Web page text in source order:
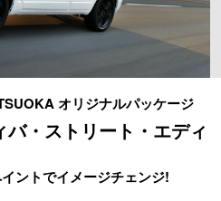
オリジナルパッケージ
・ストリート・エディ
ントでイメージチェンジ!